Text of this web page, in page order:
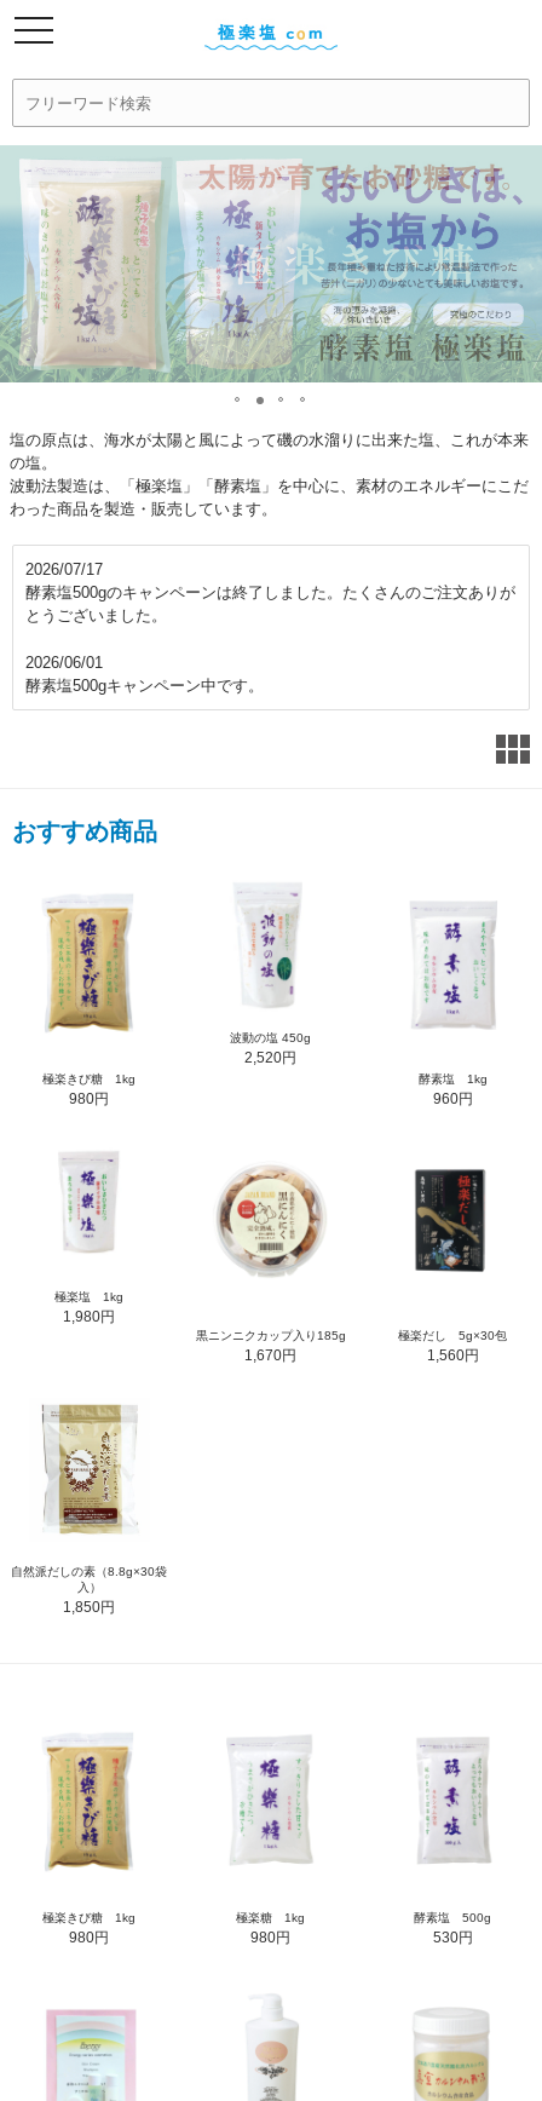
塩の原点は、海水が太陽と風によって磯の水溜りに出来た塩、これが本来
の塩。
波動法製造は、「極楽塩」「酵素塩」を中心に、素材のエネルギーにこだ
わった商品を製造・販売しています。
2026/07/17
酵素塩500gのキャンペーンは終了しました。たくさんのご注文ありが
とうございました。
2026/06/01
酵素塩500gキャンペーン中です。
おすすめ商品
極楽きび糖 1kg
980円
波動の塩 450g
2,520円
酵素塩 1kg
960円
極楽塩 1kg
1,980円
黒ニンニクカップ入り185g
1,670円
極楽だし 5g×30包
1,560円
自然派だしの素（8.8g×30袋
入）
1,850円
極楽きび糖 1kg
980円
極楽糖 1kg
980円
酵素塩 500g
530円